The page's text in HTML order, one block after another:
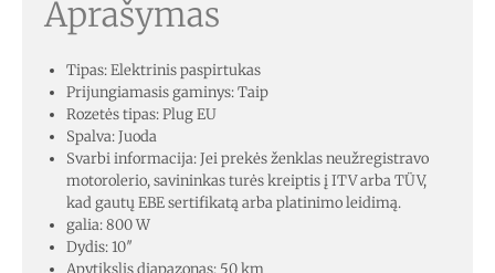
Aprašymas
Tipas: Elektrinis paspirtukas
Prijungiamasis gaminys: Taip
Rozetės tipas: Plug EU
Spalva: Juoda
Svarbi informacija: Jei prekės ženklas neužregistravo
motorolerio, savininkas turės kreiptis į ITV arba TÜV,
kad gautų EBE sertifikatą arba platinimo leidimą.
galia: 800 W
Dydis: 10″
Apytikslis diapazonas: 50 km